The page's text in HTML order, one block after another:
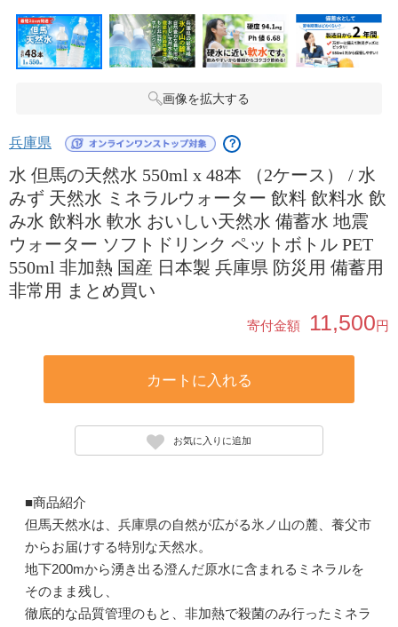
画像を拡大する
兵庫県 ？
水 但馬の天然水 550ml x 48本 （2ケース） / 水
みず 天然水 ミネラルウォーター 飲料 飲料水 飲
み水 飲料水 軟水 おいしい天然水 備蓄水 地震
ウォーター ソフトドリンク ペットボトル PET
550ml 非加熱 国産 日本製 兵庫県 防災用 備蓄用
非常用 まとめ買い
寄付金額 11,500円
カートに入れる
お気に入りに追加
■商品紹介
但馬天然水は、兵庫県の自然が広がる氷ノ山の麓、養父市
からお届けする特別な天然水。
地下200mから湧き出る澄んだ原水に含まれるミネラルを
そのまま残し、
徹底的な品質管理のもと、非加熱で殺菌のみ行ったミネラ